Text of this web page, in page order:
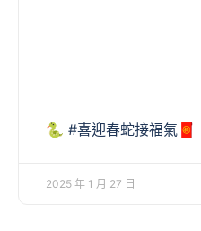
🐍 #喜迎春蛇接福氣🧧
2025 年 1 月 27 日